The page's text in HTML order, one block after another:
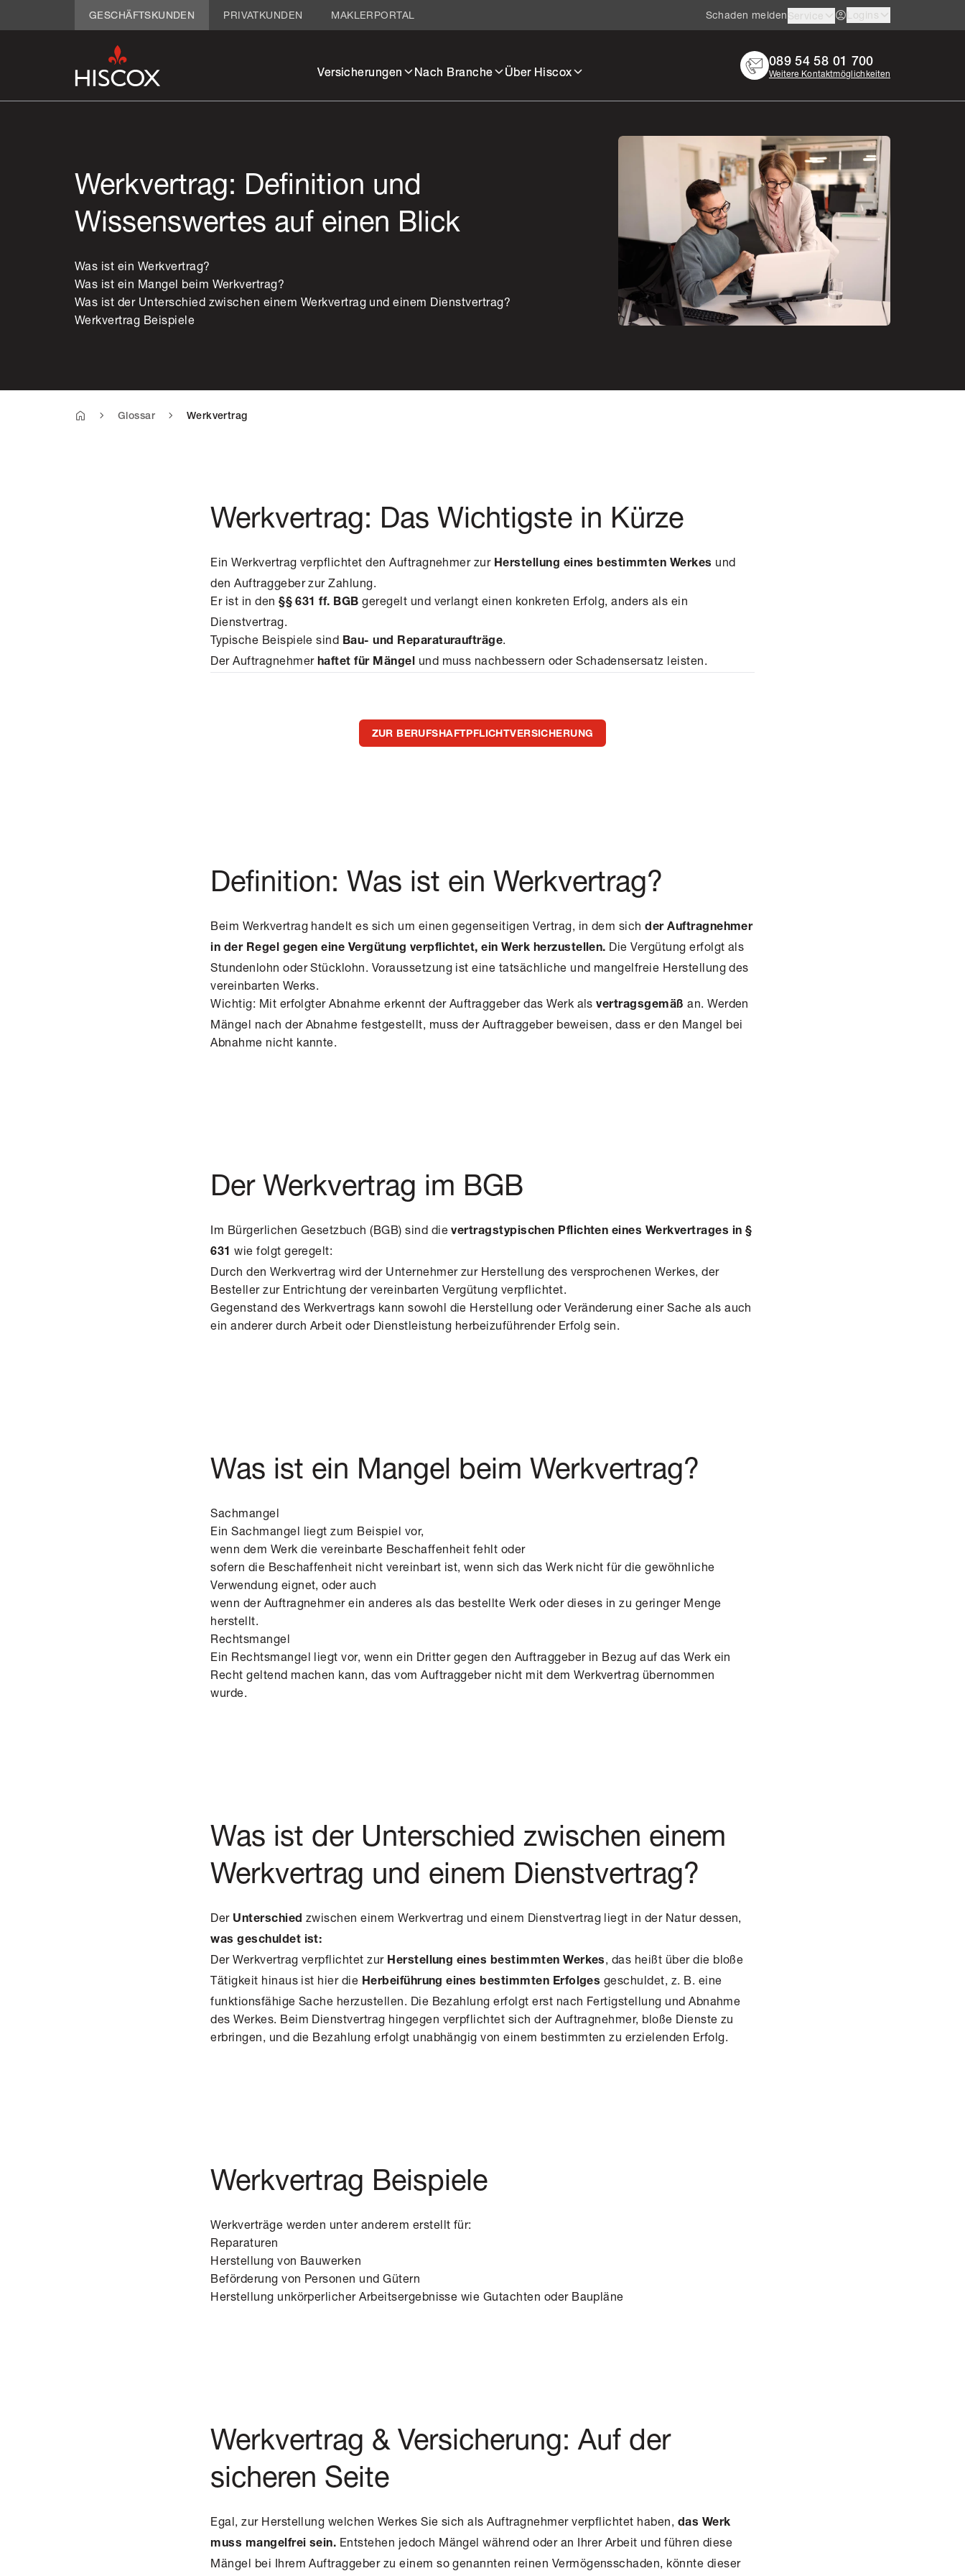
Versicherungen Nach Branche Über Hiscox
089 54 58 01 700
Weitere Kontaktmöglichkeiten
GESCHÄFTSKUNDEN PRIVATKUNDEN MAKLERPORTAL Schaden meldenService Logins
Werkvertrag: Definition und
Wissenswertes auf einen Blick
Was ist ein Werkvertrag?
Was ist ein Mangel beim Werkvertrag?
Was ist der Unterschied zwischen einem Werkvertrag und einem Dienstvertrag?
Werkvertrag Beispiele
Glossar Werkvertrag
Werkvertrag: Das Wichtigste in Kürze
Ein Werkvertrag verpflichtet den Auftragnehmer zur Herstellung eines bestimmten Werkes und
den Auftraggeber zur Zahlung.
Er ist in den§§ 631 ff. BGB geregelt und verlangt einen konkreten Erfolg, anders als ein
Dienstvertrag.
Typische Beispiele sind Bau- und Reparaturaufträge.
Der Auftragnehmer haftet für Mängel und muss nachbessern oder Schadensersatz leisten.
ZUR BERUFSHAFTPFLICHTVERSICHERUNG
Definition: Was ist ein Werkvertrag?
Beim Werkvertrag handelt es sich um einen gegenseitigen Vertrag, in dem sichder Auftragnehmer
in der Regel gegen eine Vergütung verpflichtet, ein Werk herzustellen. Die Vergütung erfolgt als
Stundenlohn oder Stücklohn. Voraussetzung ist eine tatsächliche und mangelfreie Herstellung des
vereinbarten Werks.
Wichtig: Mit erfolgter Abnahme erkennt der Auftraggeber das Werk alsvertragsgemäßan. Werden
Mängel nach der Abnahme festgestellt, muss der Auftraggeber beweisen, dass er den Mangel bei
Abnahme nicht kannte.
Der Werkvertrag im BGB
Im Bürgerlichen Gesetzbuch (BGB) sind dievertragstypischen Pflichten eines Werkvertrages in §
631 wie folgt geregelt:
Durch den Werkvertrag wird der Unternehmer zur Herstellung des versprochenen Werkes, der
Besteller zur Entrichtung der vereinbarten Vergütung verpflichtet.
Gegenstand des Werkvertrags kann sowohl die Herstellung oder Veränderung einer Sache als auch
ein anderer durch Arbeit oder Dienstleistung herbeizuführender Erfolg sein.
Was ist ein Mangel beim Werkvertrag?
Sachmangel
Ein Sachmangel liegt zum Beispiel vor,
wenn dem Werk die vereinbarte Beschaffenheit fehlt oder
sofern die Beschaffenheit nicht vereinbart ist, wenn sich das Werk nicht für die gewöhnliche
Verwendung eignet, oder auch
wenn der Auftragnehmer ein anderes als das bestellte Werk oder dieses in zu geringer Menge
herstellt.
Rechtsmangel
Ein Rechtsmangel liegt vor, wenn ein Dritter gegen den Auftraggeber in Bezug auf das Werk ein
Recht geltend machen kann, das vom Auftraggeber nicht mit dem Werkvertrag übernommen
wurde.
Was ist der Unterschied zwischen einem
Werkvertrag und einem Dienstvertrag?
Der Unterschied zwischen einem Werkvertrag und einem Dienstvertrag liegt in der Natur dessen,
was geschuldet ist:
Der Werkvertrag verpflichtet zur Herstellung eines bestimmten Werkes, das heißt über die bloße
Tätigkeit hinaus ist hier die Herbeiführung eines bestimmten Erfolges geschuldet, z. B. eine
funktionsfähige Sache herzustellen. Die Bezahlung erfolgt erst nach Fertigstellung und Abnahme
des Werkes. Beim Dienstvertrag hingegen verpflichtet sich der Auftragnehmer, bloße Dienste zu
erbringen, und die Bezahlung erfolgt unabhängig von einem bestimmten zu erzielenden Erfolg.
Werkvertrag Beispiele
Werkverträge werden unter anderem erstellt für:
Reparaturen
Herstellung von Bauwerken
Beförderung von Personen und Gütern
Herstellung unkörperlicher Arbeitsergebnisse wie Gutachten oder Baupläne
Werkvertrag & Versicherung: Auf der
sicheren Seite
Egal, zur Herstellung welchen Werkes Sie sich als Auftragnehmer verpflichtet haben, das Werk
muss mangelfrei sein. Entstehen jedoch Mängel während oder an Ihrer Arbeit und führen diese
Mängel bei Ihrem Auftraggeber zu einem so genannten reinen Vermögensschaden, könnte dieser